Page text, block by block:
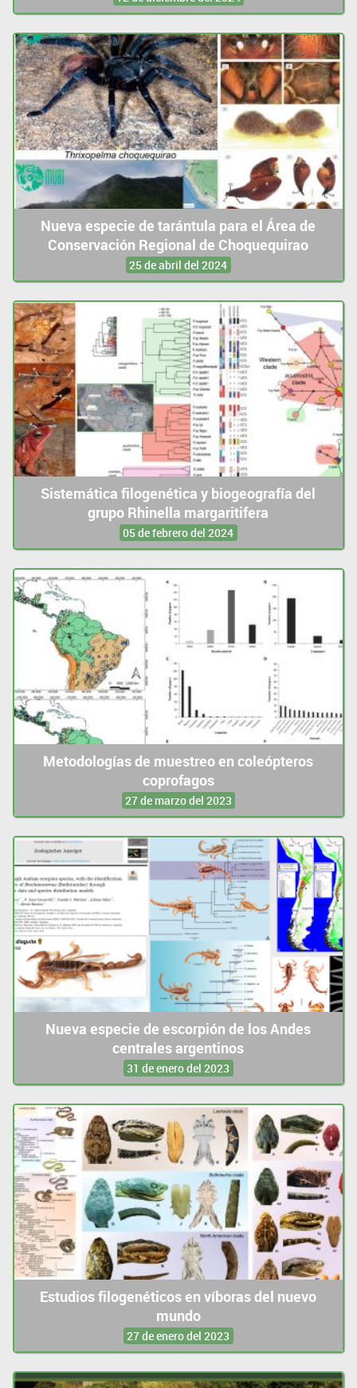
Nueva especie de tarántula para el Área de
Conservación Regional de Choquequirao
25 de abril del 2024
Sistemática filogenética y biogeografía del
grupo Rhinella margaritifera
05 de febrero del 2024
Metodologías de muestreo en coleópteros
coprofagos
27 de marzo del 2023
Nueva especie de escorpión de los Andes
centrales argentinos
31 de enero del 2023
Estudios filogenéticos en víboras del nuevo
mundo
27 de enero del 2023